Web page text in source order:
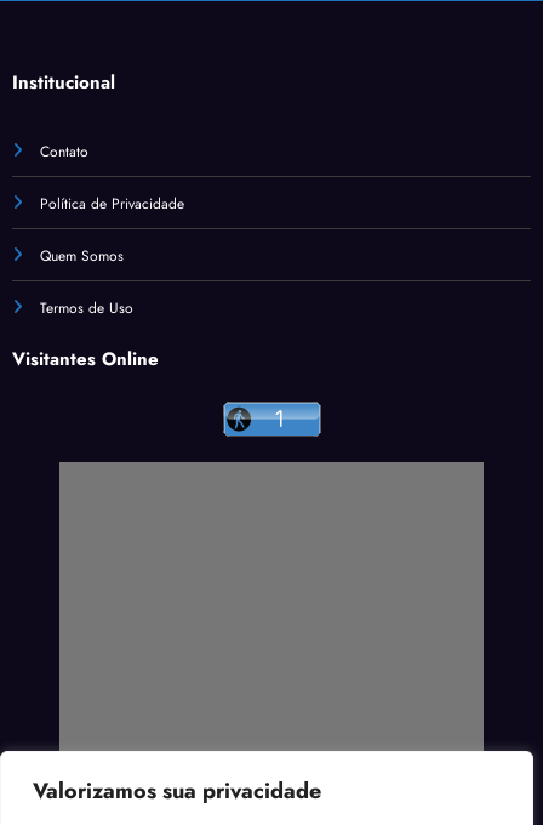
Valorizamos sua privacidade
Institucional
Contato
Política de Privacidade
Quem Somos
Termos de Uso
Visitantes Online